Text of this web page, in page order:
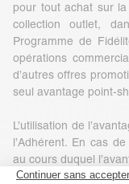
pour tout achat sur
collection outlet,
Programme de
opérations
d’autres offres
seul avantage point-
L’utilisation de
l’Adhérent. En cas
au cours duquel
restitué. Si, après la